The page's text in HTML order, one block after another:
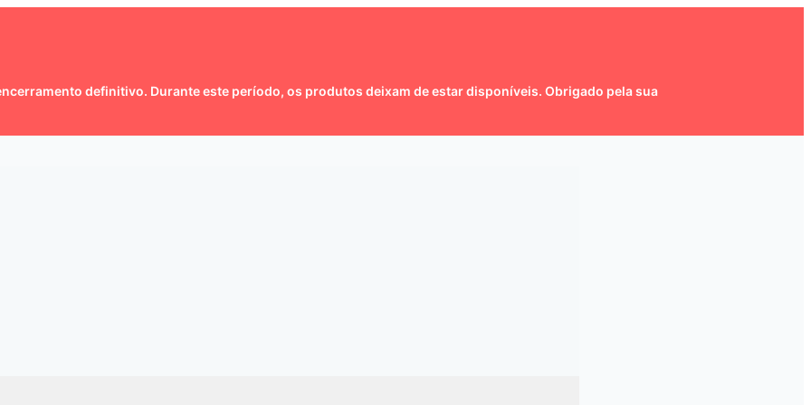
definitivo. Durante este período, os produtos deixam de estar disponíveis. Obrigado pela sua